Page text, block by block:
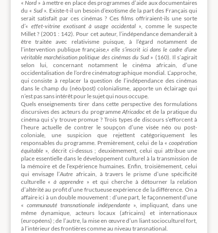
«Nord » à mettre en place des programmes d’aide aux documentaires
du « Sud». Existe-t-il un besoin d’exotisme de la part des Français qui
serait satisfait par ces cinémas ? Ces films offriraient-ils une sorte
d’« effet-vitrine exotisant à usage occidental », comme le suspecte
Millet ? (2001 : 142). Pour cet auteur, l’indépendance demanderait à
être traitée avec relativisme puisque, à l’égard notamment de
l’intervention publique française,«elle s’inscrit ici dans le cadre d’une
véritable marchéisation politique des cinémas du Sud» (160). Il s’agirait
selon lui, concernant notamment le cinéma africain, d’une
occidentalisation de l’ordre cinématographique mondial. L’approche,
qui consiste à replacer la question de l’indépendance des cinémas
dans le champ du (néo/post) colonialisme, apporte un éclairage qui
n’est pas sans intérêt pour le sujet qui nous occupe.
Quels enseignements tirer dans cette perspective des formulations
discursives des acteurs du programme Africadoc et de la pratique du
cinéma qui s’y trouve promue ? Trois types de discours s’efforcent à
l’heure actuelle de contrer le soupçon d’une visée néo ou post-
coloniale, une suspicion que rejettent catégoriquement les
responsables du programme. Premièrement, celui de la «coopération
équitable », décrit ci-dessus ; deuxièmement, celui qui attribue une
place essentielle dans le développement culturel à la transmission de
la mémoire et de l’expérience humaines. Enfin, troisièmement, celui
qui envisage l’Autreafricain, à travers le prisme d’une spécificité
culturelle «à apprendre » et qui cherche à détourner la relation
d’altérité au profit d’une fructueuse expérience de la différence. On a
affaire ici à un double mouvement : d’une part, le façonnement d’une
« communauté transnationale indépendante», impliquant, dans une
même dynamique, acteurs locaux (africains) et internationaux
(européens) ; de l’autre, la mise en œuvre d’un liant socioculturel fort,
à l’intérieur des frontières comme au niveau transnational.